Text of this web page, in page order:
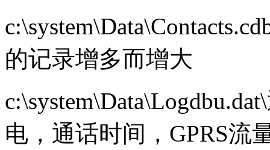
的记录增多而增大
电，通话时间，GPRS